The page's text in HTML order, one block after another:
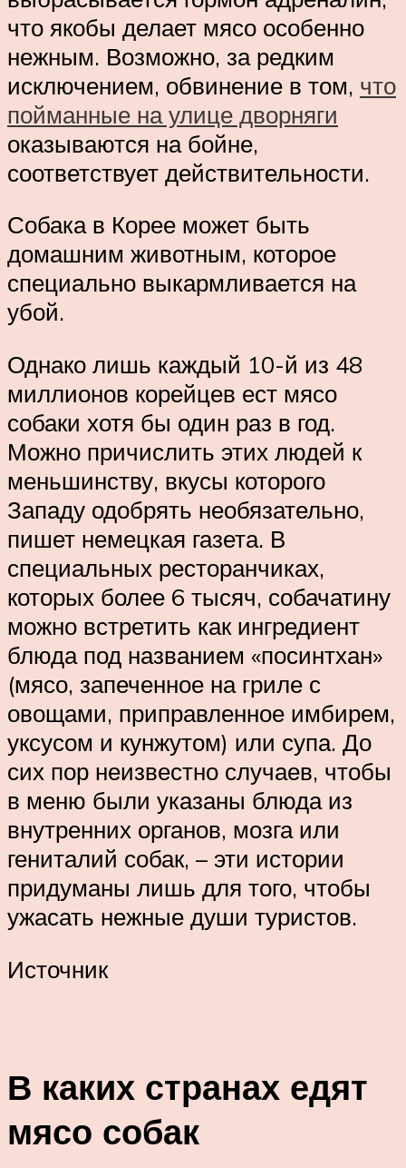
что якобы делает мясо особенно
нежным. Возможно, за редким
исключением, обвинение в том, что
пойманные на улице дворняги
оказываются на бойне,
соответствует действительности.
Собака в Корее может быть
домашним животным, которое
специально выкармливается на
убой.
Однако лишь каждый 10-й из 48
миллионов корейцев ест мясо
собаки хотя бы один раз в год.
Можно причислить этих людей к
меньшинству, вкусы которого
Западу одобрять необязательно,
пишет немецкая газета. В
специальных ресторанчиках,
которых более 6 тысяч, собачатину
можно встретить как ингредиент
блюда под названием «посинтхан»
(мясо, запеченное на гриле с
овощами, приправленное имбирем,
уксусом и кунжутом) или супа. До
сих пор неизвестно случаев, чтобы
в меню были указаны блюда из
внутренних органов, мозга или
гениталий собак, – эти истории
придуманы лишь для того, чтобы
ужасать нежные души туристов.
Источник
В каких странах едят
мясо собак